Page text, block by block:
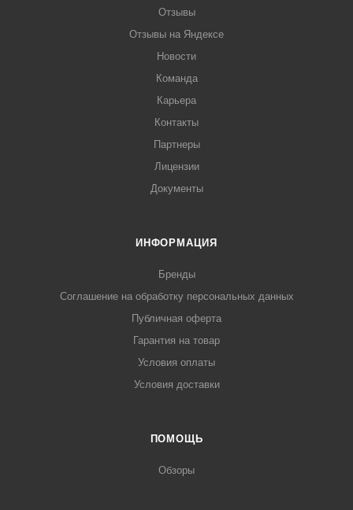
Отзывы
Отзывы на Яндексе
Новости
Команда
Карьера
Контакты
Партнеры
Лицензии
Документы
ИНФОРМАЦИЯ
Бренды
Соглашение на обработку персональных данных
Публичная оферта
Гарантия на товар
Условия оплаты
Условия доставки
ПОМОЩЬ
Обзоры